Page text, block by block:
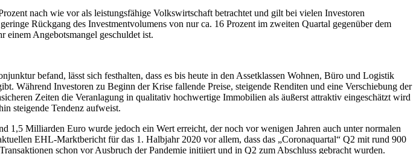
nach wie vor als leistungsfähige Volkswirtschaft betrachtet und gilt bei vielen Investoren
Rückgang des Investmentvolumens von nur ca. 16 Prozent im zweiten Quartal gegenüber dem
einem Angebotsmangel geschuldet ist.
befand, lässt sich festhalten, dass es bis heute in den Assetklassen Wohnen, Büro und Logistik
Während Investoren zu Beginn der Krise fallende Preise, steigende Renditen und eine Verschiebung der
Zeiten die Veranlagung in qualitativ hochwertige Immobilien als äußerst attraktiv eingeschätzt wird
steigende Tendenz aufweist.
Milliarden Euro wurde jedoch ein Wert erreicht, der noch vor wenigen Jahren auch unter normalen
EHL-Marktbericht für das 1. Halbjahr 2020 vor allem, dass das „Coronaquartal“ Q2 mit rund 900
schon vor Ausbruch der Pandemie initiiert und in Q2 zum Abschluss gebracht wurden.